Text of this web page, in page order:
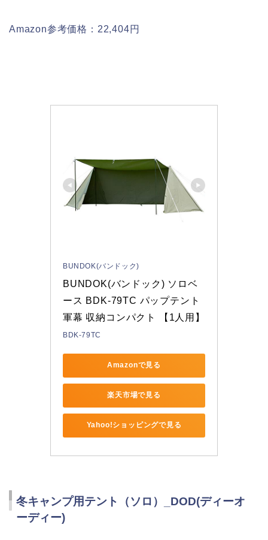
Amazon参考価格：22,404円
BUNDOK(バンドック)
BUNDOK(バンドック) ソロベ
ース BDK-79TC パップテント
軍幕 収納コンパクト 【1人用】
BDK-79TC
Amazonで見る
楽天市場で見る
Yahoo!ショッピングで見る
冬キャンプ用テント（ソロ）_DOD(ディーオ
ーディー)